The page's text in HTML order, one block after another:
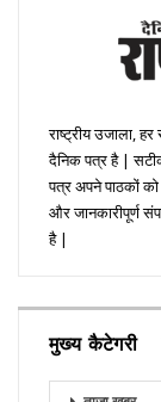
राष्ट्रीय उजाला,
दैनिक पत्र है |
पत्र अपने पाठकों
और जानकारीपूर्ण
है |
मुख्य कैटेगरी